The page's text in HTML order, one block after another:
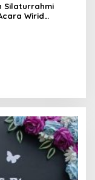
Silaturrahmi
Wirid
Sariak